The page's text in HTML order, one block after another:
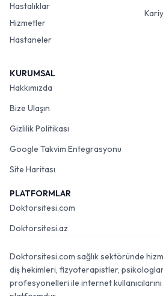
Hastalıklar
Hizmetler
Hastaneler
KURUMSAL
Hakkımızda
Bize Ulaşın
Gizlilik Politikası
Google Takvim Entegrasyonu
Site Haritası
PLATFORMLAR
Doktorsitesi.com
Doktorsitesi.az
Doktorsitesi.com sağlık sektöründe
diş hekimleri, fizyoterapistler, psikologlar
profesyonelleri ile internet